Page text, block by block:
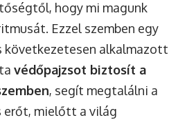
hogy mi magunk
Ezzel szemben egy
következetesen alkalmazott
védőpajzsot biztosít a
, segít megtalálni a
erőt, mielőtt a világ